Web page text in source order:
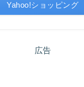
Yahoo!ショッピング
広告